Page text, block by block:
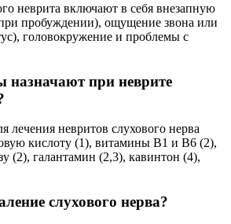
неврита включают в себя внезапную
пробуждении), ощущение звона или
головокружение и проблемы с
назначают при неврите
лечения невритов слухового нерва
кислоту (1), витамины В1 и В6 (2),
(2), галантамин (2,3), кавинтон (4),
слухового нерва?